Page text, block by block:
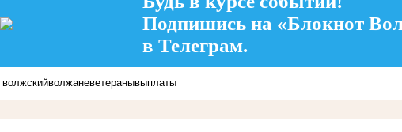
Подпишись на «Блокнот
в Телеграм.
волжскийволжаневетеранывыплаты